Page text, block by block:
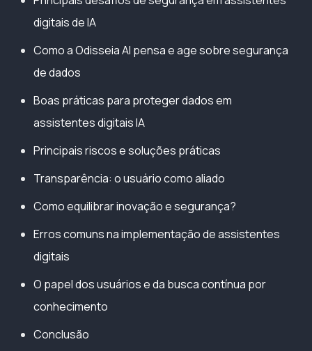
digitais de IA
Como a Odisseia AI pensa e age sobre segurança
de dados
Boas práticas para proteger dados em
assistentes digitais IA
Principais riscos e soluções práticas
Transparência: o usuário como aliado
Como equilibrar inovação e segurança?
Erros comuns na implementação de assistentes
digitais
O papel dos usuários e da busca contínua por
conhecimento
Conclusão